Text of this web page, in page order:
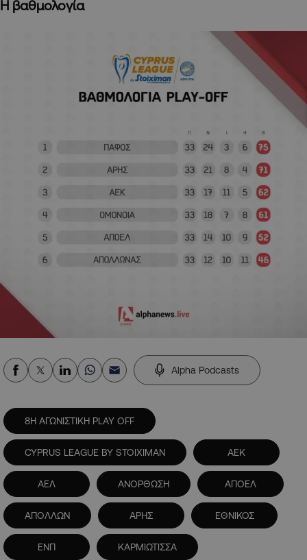
Η βαθμολογία
Alpha Podcasts
8Η ΑΓΩΝΙΣΤΙΚΗ PLAY OFF
CYPRUS LEAGUE BY STOIXIMAN ΑΕΚ
ΑΕΛ ΑΝΟΡΘΩΣΗ ΑΠΟΕΛ
ΑΠΟΛΛΩΝ ΑΡΗΣ ΕΘΝΙΚΟΣ
ΕΝΠ ΚΑΡΜΙΩΤΙΣΣΑ